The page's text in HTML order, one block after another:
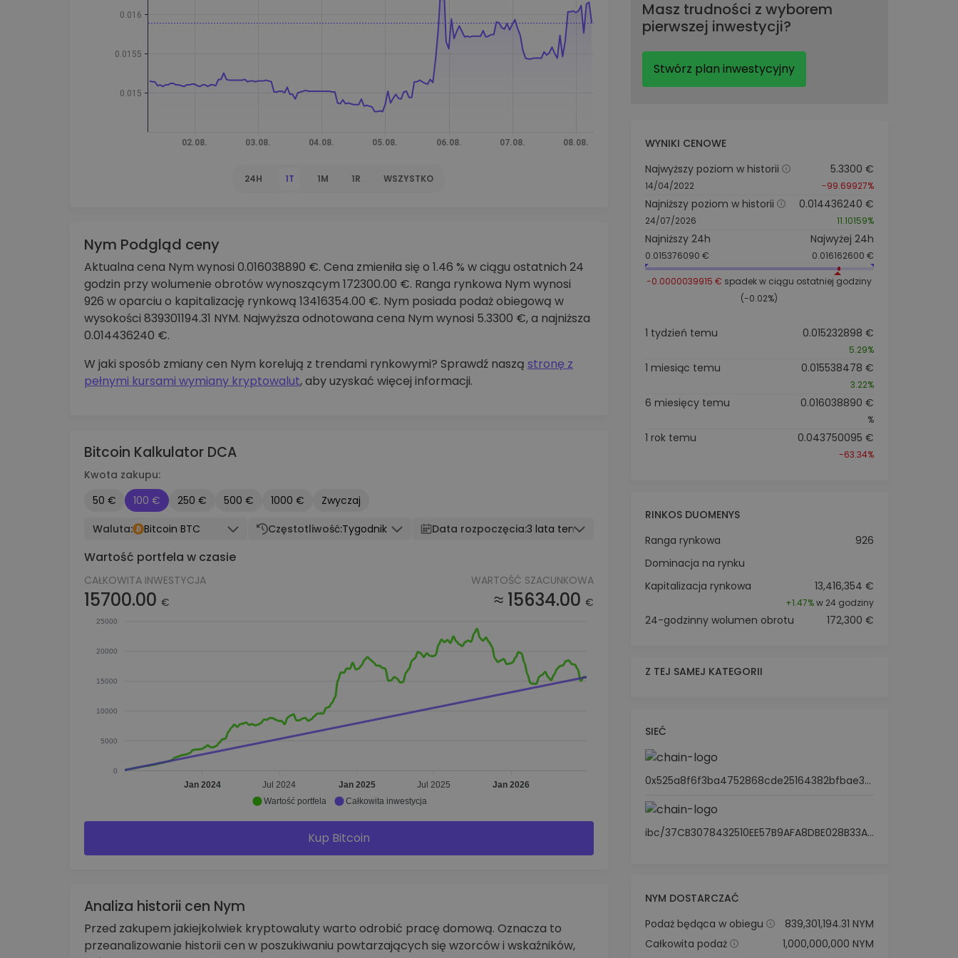
24H 1T 1M 1R WSZYSTKO
Nym Podgląd ceny
Aktualna cena Nym wynosi 0.016038890 €. Cena zmieniła się o 1.46 % w ciągu ostatnich 24
godzin przy wolumenie obrotów wynoszącym 172300.00 €. Ranga rynkowa Nym wynosi
926 w oparciu o kapitalizację rynkową 13416354.00 €. Nym posiada podaż obiegową w
wysokości 839301194.31 NYM. Najwyższa odnotowana cena Nym wynosi 5.3300 €, a najniższa
0.014436240 €.
W jaki sposób zmiany cen Nym korelują z trendami rynkowymi? Sprawdź naszą stronę z
pełnymi kursami wymiany kryptowalut, aby uzyskać więcej informacji.
Bitcoin Kalkulator DCA
Kwota zakupu:
50 €
100 € 250 € 500 € 1000 €
Zwyczaj
Waluta:
Bitcoin BTC Częstotliwość:Tygodnik Data rozpoczęcia:3 lata temu
Wartość portfela w czasie
CAŁKOWITA INWESTYCJA
15700.00 €
WARTOŚĆ SZACUNKOWA
≈ 15634.00 €
25000
20000
15000
10000
5000
0
Jan 2024 Jul 2024 Jan 2025 Jul 2025 Jan 2026
Wartość portfela Całkowita inwestycja
Kup Bitcoin
Analiza historii cen Nym
Przed zakupem jakiejkolwiek kryptowaluty warto odrobić pracę domową. Oznacza to
przeanalizowanie historii cen w poszukiwaniu powtarzających się wzorców i wskaźników,
Masz trudności z wyborem
pierwszej inwestycji?
Stwórz plan inwestycyjny
WYNIKI CENOWE
Najwyższy poziom w historii
14/04/2022
5.3300 €
-99.69927%
Najniższy poziom w historii
24/07/2026
0.014436240 €
11.10159%
Najniższy 24h
0.015376090 €
Najwyżej 24h
0.016162600 €
-0.0000039915 € spadek w ciągu ostatniej godziny
(-0.02%)
1 tydzień temu 0.015232898 €
5.29%
1 miesiąc temu 0.015538478 €
3.22%
6 miesięcy temu 0.016038890 €
%
1 rok temu 0.043750095 €
-63.34%
RINKOS DUOMENYS
Ranga rynkowa
926
Dominacja na rynku
Kapitalizacja rynkowa
13,416,354 €
+1.47%w 24 godziny
24-godzinny wolumen obrotu 172,300 €
Z TEJ SAMEJ KATEGORII
SIEĆ
0x525a8f6f3ba4752868cde25164382bfbae3990e1
ibc/37CB3078432510EE57B9AFA8DBE028B33AE3280A144826FEAC5F2334CF2C5539
NYM DOSTARCZAĆ
Podaż będąca w obiegu
839,301,194.31 NYM
Całkowita podaż
1,000,000,000 NYM